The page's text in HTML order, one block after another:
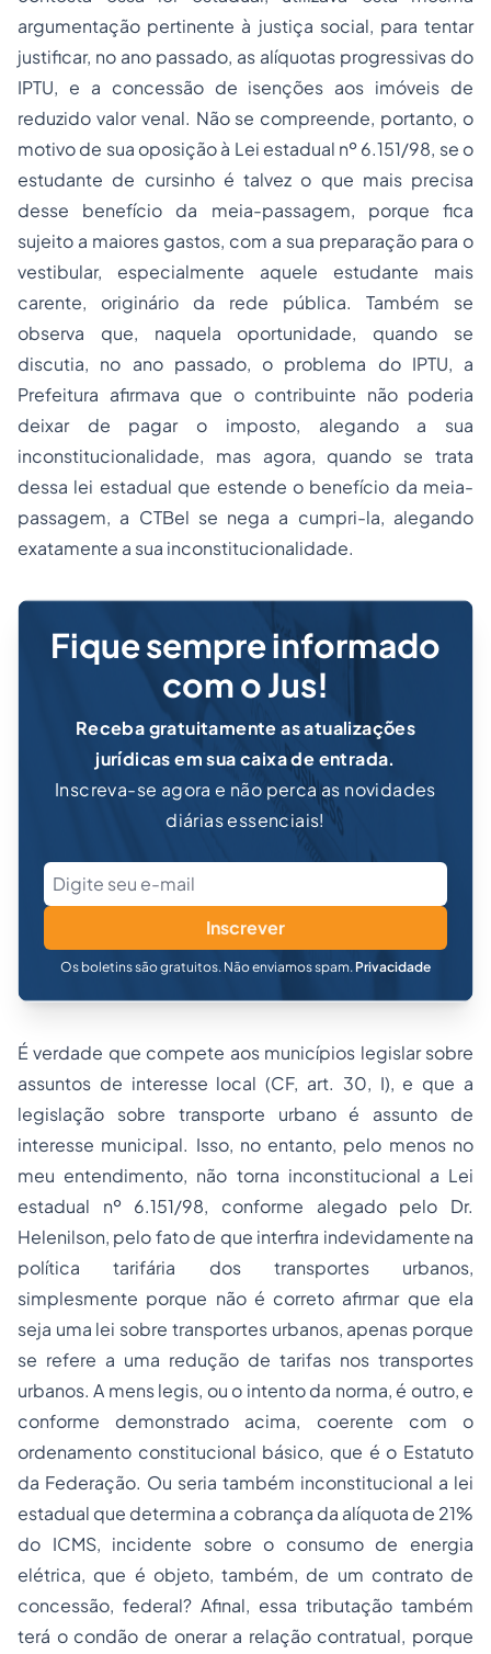
argumentação pertinente à justiça social, para tentar
justificar, no ano passado, as alíquotas progressivas do
IPTU, e a concessão de isenções aos imóveis de
reduzido valor venal. Não se compreende, portanto, o
motivo de sua oposição à Lei estadual nº 6.151/98, se o
estudante de cursinho é talvez o que mais precisa
desse benefício da meia-passagem, porque fica
sujeito a maiores gastos, com a sua preparação para o
vestibular, especialmente aquele estudante mais
carente, originário da rede pública. Também se
observa que, naquela oportunidade, quando se
discutia, no ano passado, o problema do IPTU, a
Prefeitura afirmava que o contribuinte não poderia
deixar de pagar o imposto, alegando a sua
inconstitucionalidade, mas agora, quando se trata
dessa lei estadual que estende o benefício da meia-
passagem, a CTBel se nega a cumpri-la, alegando
exatamente a sua inconstitucionalidade.
Fique sempre informado
com o Jus!
Receba gratuitamente as atualizações
jurídicas em sua caixa de entrada.
Inscreva-se agora e não perca as novidades
diárias essenciais!
Inscrever
Os boletins são gratuitos. Não enviamos spam. Privacidade
É verdade que compete aos municípios legislar sobre
assuntos de interesse local (CF, art. 30, I), e que a
legislação sobre transporte urbano é assunto de
interesse municipal. Isso, no entanto, pelo menos no
meu entendimento, não torna inconstitucional a Lei
estadual nº 6.151/98, conforme alegado pelo Dr.
Helenilson, pelo fato de que interfira indevidamente na
política tarifária dos transportes urbanos,
simplesmente porque não é correto afirmar que ela
seja uma lei sobre transportes urbanos, apenas porque
se refere a uma redução de tarifas nos transportes
urbanos. A mens legis, ou o intento da norma, é outro, e
conforme demonstrado acima, coerente com o
ordenamento constitucional básico, que é o Estatuto
da Federação. Ou seria também inconstitucional a lei
estadual que determina a cobrança da alíquota de 21%
do ICMS, incidente sobre o consumo de energia
elétrica, que é objeto, também, de um contrato de
concessão, federal? Afinal, essa tributação também
terá o condão de onerar a relação contratual, porque